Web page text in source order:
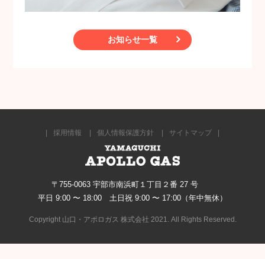
お知らせ一覧
採用情報 個人情報保護方針 サイトマップ
〒755-0063 宇部市南浜町１丁目２番 27 号
平日 9:00 〜 18:00 土日祝 9:00 〜 17:00（年中無休）
Copyright 山口・アポロガス 株式会社 2021. All Rights Reserved.